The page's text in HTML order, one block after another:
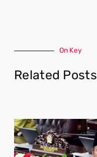
On Key
Related Posts